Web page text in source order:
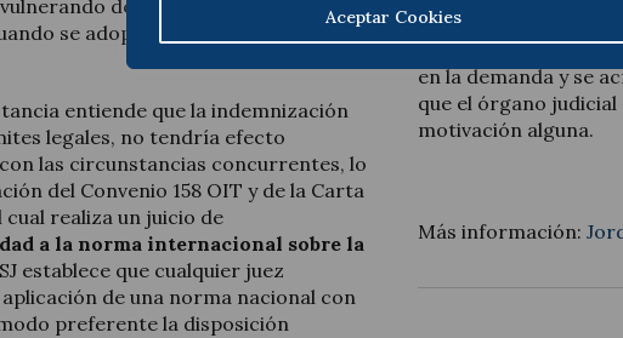
Aceptar Cookies
derechos fundamentales y
se adopte por motivos
entiende que la indemnización
legales, no tendría efecto
las circunstancias concurrentes, lo
del Convenio 158 OIT y de la Carta
realiza un juicio de
a la norma internacional sobre la
establece que cualquier juez
de una norma nacional con
preferente la disposición
empleador cause
daños y perjuicios
en la demanda y se
que el órgano
motivación alguna.
Más información: